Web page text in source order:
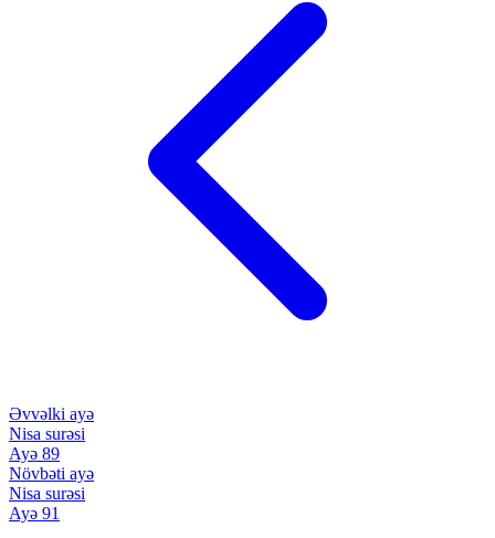
Əvvəlki ayə
Nisa surəsi
Ayə 89
Növbəti ayə
Nisa surəsi
Ayə 91